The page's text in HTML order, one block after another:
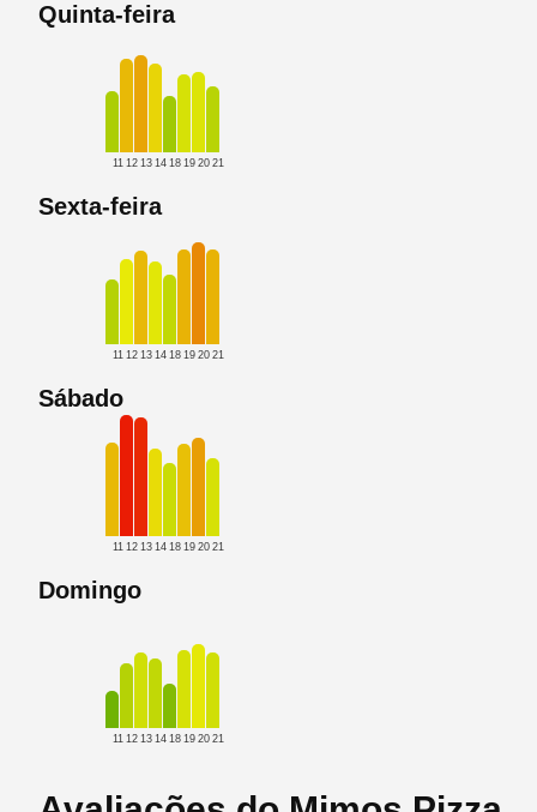
Quinta-feira
11 12 13 14 18 19 20 21
Sexta-feira
11 12 13 14 18 19 20 21
Sábado
11 12 13 14 18 19 20 21
Domingo
11 12 13 14 18 19 20 21